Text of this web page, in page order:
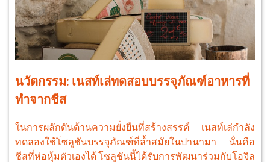
นวัตกรรม: เนสท์เล่ทดสอบบรรจุภัณฑ์อาหารที่
ทำจากชีส
ในการผลักดันด้านความยั่งยืนที่สร้างสรรค์ เนสท์เล่กำลัง
ทดลองใช้โซลูชันบรรจุภัณฑ์ที่ล้ำสมัยในปานามา นั่นคือ
ชีสที่ห่อหุ้มตัวเองได้ โซลูชันนี้ได้รับการพัฒนาร่วมกับโอจิล